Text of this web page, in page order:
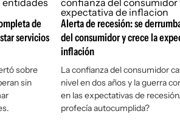
de
servicios
sobre
sin
Alerta de recesión: se
del consumidor y crece la
inflación
La confianza del consumidor
nivel en dos años y la guerra
en las expectativas de
profecía autocumplida?